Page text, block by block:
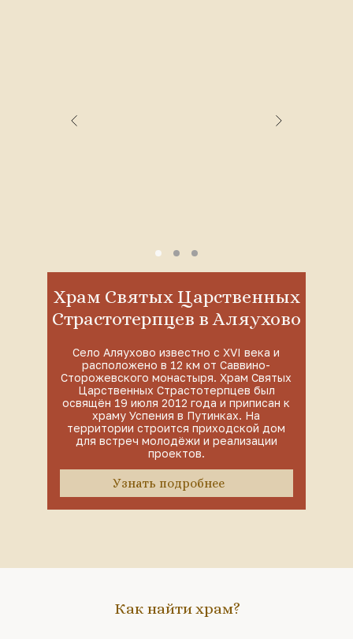
Храм Святых Царственных
Страстотерпцев в Аляухово
Село Аляухово известно с XVI века и
расположено в 12 км от Саввино-
Сторожевского монастыря. Храм Святых
Царственных Страстотерпцев был
освящён 19 июля 2012 года и приписан к
храму Успения в Путинках. На
территории строится приходской дом
для встреч молодёжи и реализации
проектов.
Узнать подробнее
Как найти храм?